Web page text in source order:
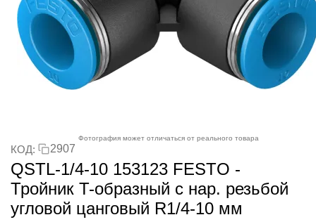
Фотография может отличаться от реального товара
КОД: 2907
QSTL-1/4-10 153123 FESTO -
Тройник T-образный с нар. резьбой
угловой цанговый R1/4-10 мм